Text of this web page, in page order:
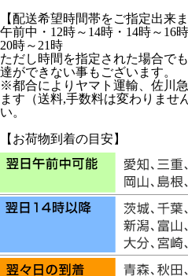
【配送希望時間帯をご指定出来ま
午前中・12時～14時・14時～16
20時～21時
ただし時間を指定された場合で
達ができない事もございます。
※都合によりヤマト運輸、佐川
ます（送料,手数料は変わりませ
い。
【お荷物到着の目安】